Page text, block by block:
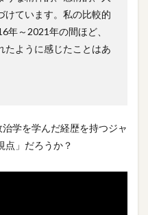
けています。私の比較的
年～2021年の間ほど、
たように感じたことはあ
学を学んだ経歴を持つジャ
点」だろうか？